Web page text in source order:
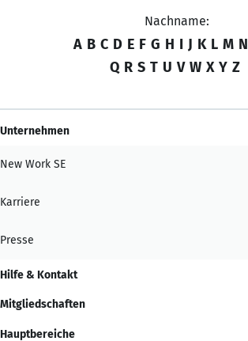
Nachname:
A B C D E F G H I J K L M N
Q R S T U V W X Y Z
Unternehmen
New Work SE
Karriere
Presse
Hilfe & Kontakt
Mitgliedschaften
Hauptbereiche